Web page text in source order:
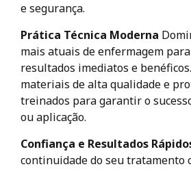
e segurança.
Prática Técnica Moderna
mais atuais de enfermagem
resultados imediatos e
materiais de alta qualidade e
treinados para garantir o
ou aplicação.
Confiança e Resultados
continuidade do seu tratamento